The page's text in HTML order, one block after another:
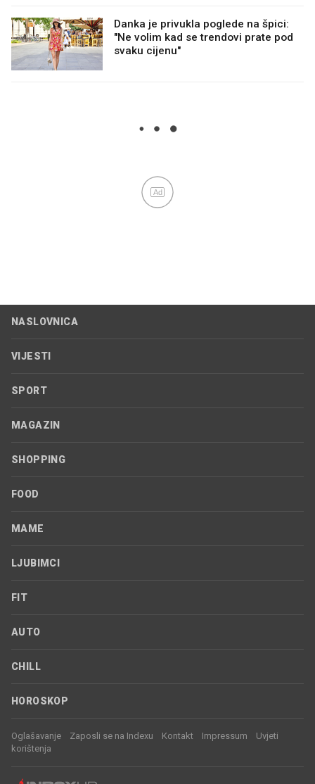
Danka je privukla poglede na špici:
"Ne volim kad se trendovi prate pod
svaku cijenu"
Ad
NASLOVNICA
VIJESTI
SPORT
MAGAZIN
SHOPPING
FOOD
MAME
LJUBIMCI
FIT
AUTO
CHILL
HOROSKOP
Oglašavanje Zaposli se na Indexu Kontakt Impressum
Uvjeti
korištenja